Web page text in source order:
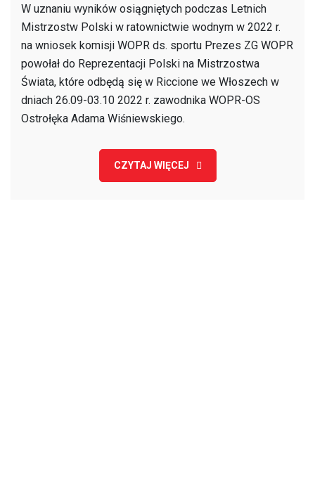
Wiśniewski
z
powołaniem
do
reprezentacji
Polski
W uznaniu wyników osiągniętych podczas Letnich
Mistrzostw Polski w ratownictwie wodnym w 2022 r.
na wniosek komisji WOPR ds. sportu Prezes ZG WOPR
powołał do Reprezentacji Polski na Mistrzostwa
Świata, które odbędą się w Riccione we Włoszech w
dniach 26.09-03.10 2022 r. zawodnika WOPR-OS
Ostrołęka Adama Wiśniewskiego.
CZYTAJ WIĘCEJ